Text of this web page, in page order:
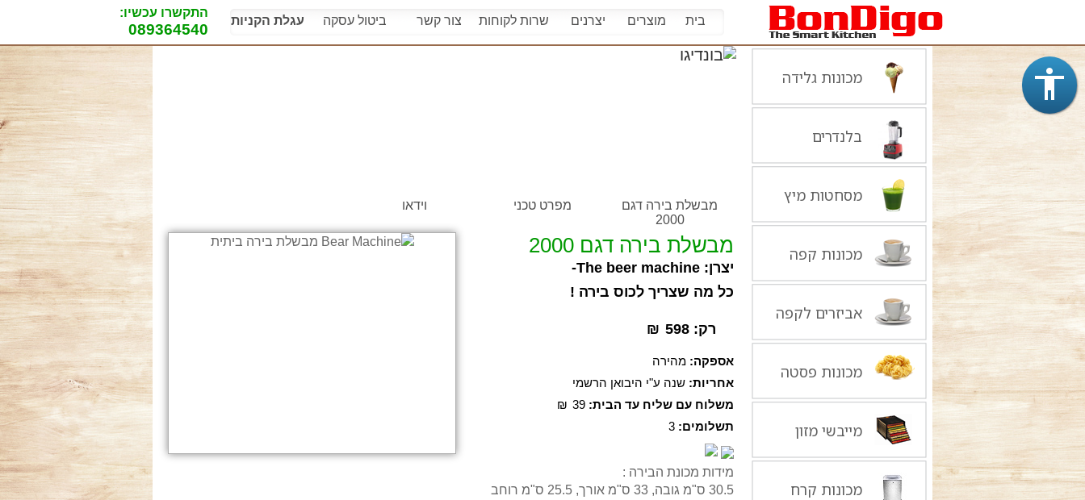
התקשרו עכשיו:
089364540 עגלת הקניות ביטול עסקה צור קשר שרות לקוחות יצרנים מוצרים בית
מכונות גלידה
בלנדרים
מסחטות מיץ
מכונות קפה
אביזרים לקפה
מכונות פסטה
מייבשי מזון
מכונות קרח
מבשלת בירה דגם
2000
מפרט טכני וידאו
מבשלת בירה דגם 2000
יצרן: The beer machine-
כל מה שצריך לכוס בירה !
רק: 598
₪
אספקה: מהירה
אחריות: שנה ע"י היבואן הרשמי
משלוח עם שליח עד הבית: 39
₪
תשלומים: 3
מידות מכונת הבירה :
30.5 ס"מ גובה, 33 ס"מ אורך, 25.5 ס"מ רוחב